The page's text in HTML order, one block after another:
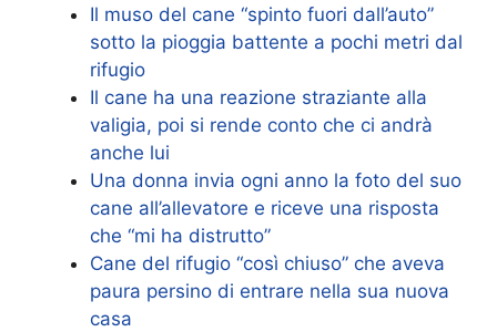
Il muso del cane “spinto fuori dall’auto”
sotto la pioggia battente a pochi metri dal
rifugio
Il cane ha una reazione straziante alla
valigia, poi si rende conto che ci andrà
anche lui
Una donna invia ogni anno la foto del suo
cane all’allevatore e riceve una risposta
che “mi ha distrutto”
Cane del rifugio “così chiuso” che aveva
paura persino di entrare nella sua nuova
casa